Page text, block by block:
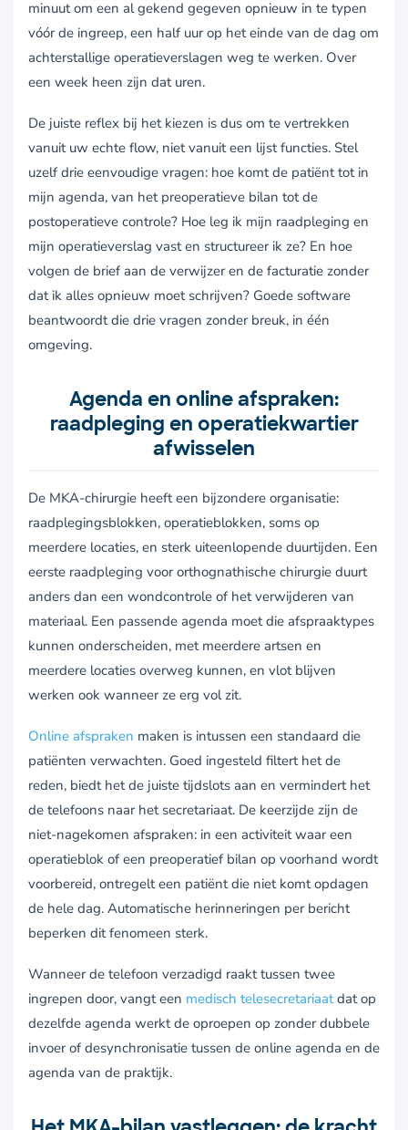
minuut om een al gekend gegeven opnieuw in te typen
vóór de ingreep, een half uur op het einde van de dag om
achterstallige operatieverslagen weg te werken. Over
een week heen zijn dat uren.
De juiste reflex bij het kiezen is dus om te vertrekken
vanuit uw echte flow, niet vanuit een lijst functies. Stel
uzelf drie eenvoudige vragen: hoe komt de patiënt tot in
mijn agenda, van het preoperatieve bilan tot de
postoperatieve controle? Hoe leg ik mijn raadpleging en
mijn operatieverslag vast en structureer ik ze? En hoe
volgen de brief aan de verwijzer en de facturatie zonder
dat ik alles opnieuw moet schrijven? Goede software
beantwoordt die drie vragen zonder breuk, in één
omgeving.
Agenda en online afspraken:
raadpleging en operatiekwartier
afwisselen
De MKA-chirurgie heeft een bijzondere organisatie:
raadplegingsblokken, operatieblokken, soms op
meerdere locaties, en sterk uiteenlopende duurtijden. Een
eerste raadpleging voor orthognathische chirurgie duurt
anders dan een wondcontrole of het verwijderen van
materiaal. Een passende agenda moet die afspraaktypes
kunnen onderscheiden, met meerdere artsen en
meerdere locaties overweg kunnen, en vlot blijven
werken ook wanneer ze erg vol zit.
Online afspraken maken is intussen een standaard die
patiënten verwachten. Goed ingesteld filtert het de
reden, biedt het de juiste tijdslots aan en vermindert het
de telefoons naar het secretariaat. De keerzijde zijn de
niet-nagekomen afspraken: in een activiteit waar een
operatieblok of een preoperatief bilan op voorhand wordt
voorbereid, ontregelt een patiënt die niet komt opdagen
de hele dag. Automatische herinneringen per bericht
beperken dit fenomeen sterk.
Wanneer de telefoon verzadigd raakt tussen twee
ingrepen door, vangt een medisch telesecretariaatdat op
dezelfde agenda werkt de oproepen op zonder dubbele
invoer of desynchronisatie tussen de online agenda en de
agenda van de praktijk.